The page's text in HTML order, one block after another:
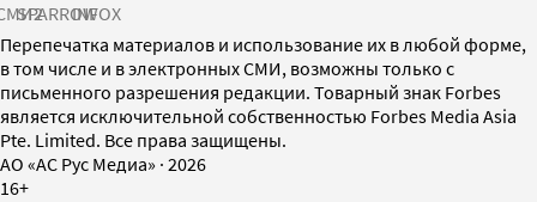
SPARROWINFOX
Перепечатка материалов и использование их в любой форме,
в том числе и в электронных СМИ, возможны только с
письменного разрешения редакции. Товарный знак Forbes
является исключительной собственностью Forbes Media Asia
Pte. Limited. Все права защищены.
AO «АС Рус Медиа» · 2026
16+